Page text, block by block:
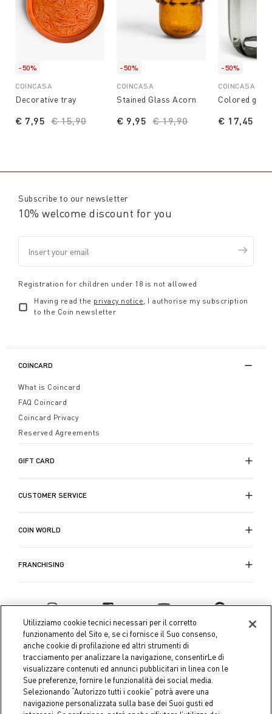
-50%
COINCASA
Decorative tray
Price reduced from
€ 15,90to
€ 7,95
-50%
COINCASA
Stained Glass Acorn
Price reduced from
€ 19,90to
€ 9,95
-50%
COINCASA
Colored
€ 17,45
Subscribe to our newsletter
10% welcome discount for you
Registration for children under 18 is not allowed
Having read the privacy notice , I authorise my subscription
to the Coin newsletter
COINCARD
What is Coincard
FAQ Coincard
Coincard Privacy
Reserved Agreements
GIFT CARD
CUSTOMER SERVICE
COIN WORLD
FRANCHISING
Utilizziamo cookie tecnici necessari per il corretto
funzionamento del Sito e, se ci fornisce il Suo consenso,
anche cookie di profilazione ed altri strumenti di
tracciamento per analizzare la navigazione, consentirLe di
visualizzare contenuti ed annunci pubblicitari in linea con le
Sue preferenze, fornire le funzionalità dei social media.
Selezionando “Autorizzo tutti i cookie” potrà avere una
navigazione personalizzata sulla base dei Suoi gusti ed